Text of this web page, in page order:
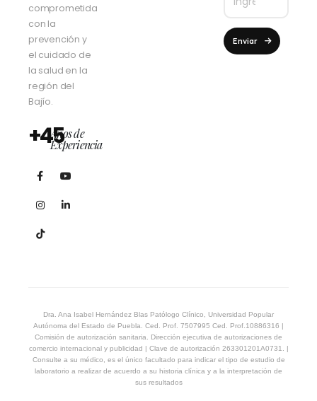
comprometida
con la
prevención y
el cuidado de
la salud en la
región del
Bajío.
+45Años de
Experiencia
Enviar
Dra. Ana Isabel Hernández Blas Patólogo Clínico, Universidad Popular
Autónoma del Estado de Puebla. Ced. Prof. 7507995 Ced. Prof.10886316 |
Comisión de autorización sanitaria. Dirección ejecutiva de autorizaciones de
comercio internacional y publicidad | Clave de autorización 263301201A0731. |
Consulte a su médico, es el único facultado para indicar el tipo de estudio de
laboratorio a realizar de acuerdo a su historia clínica y a la interpretación de
sus resultados